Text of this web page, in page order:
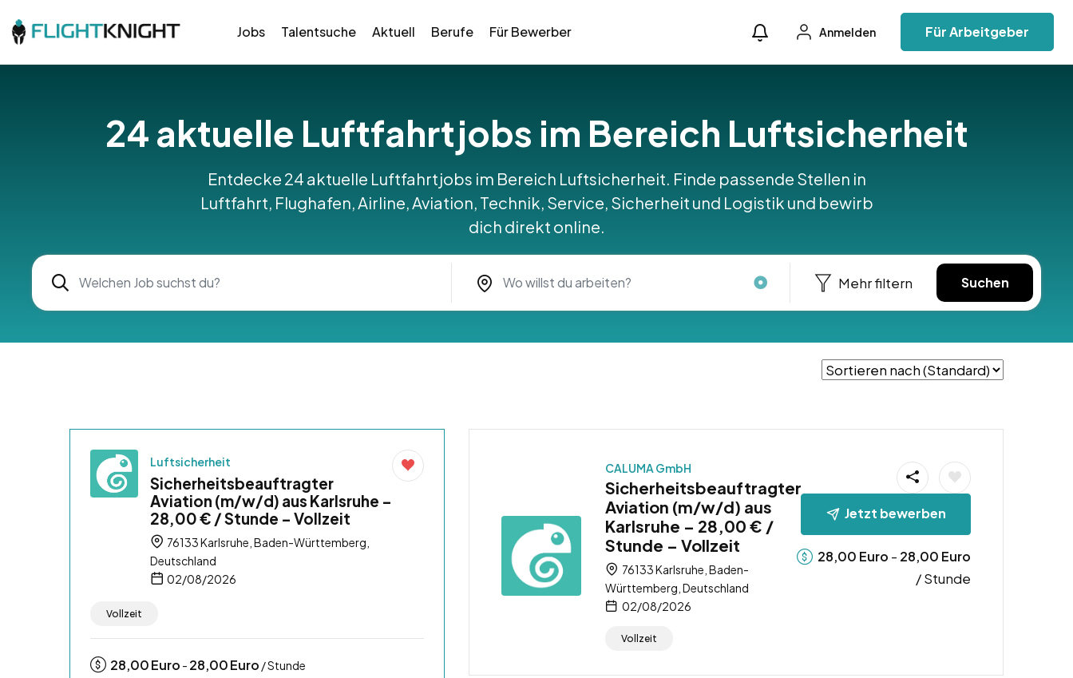
Jobs Talentsuche Aktuell Berufe Für Bewerber Anmelden Für Arbeitgeber
24 aktuelle Luftfahrtjobs im Bereich Luftsicherheit
Entdecke 24 aktuelle Luftfahrtjobs im Bereich Luftsicherheit. Finde passende Stellen in
Luftfahrt, Flughafen, Airline, Aviation, Technik, Service, Sicherheit und Logistik und bewirb
dich direkt online.
Mehr filtern Suchen
Luftsicherheit
Sicherheitsbeauftragter
Aviation (m/w/d) aus Karlsruhe –
28,00 € / Stunde – Vollzeit
76133 Karlsruhe, Baden-Württemberg,
Deutschland
02/08/2026
Vollzeit
28,00Euro - 28,00Euro / Stunde
CALUMA GmbH
Sicherheitsbeauftragter
Aviation (m/w/d) aus
Karlsruhe – 28,00 € /
Stunde – Vollzeit
76133 Karlsruhe, Baden-
Württemberg, Deutschland
02/08/2026
Vollzeit
Jetzt bewerben
28,00 Euro - 28,00 Euro
/ Stunde